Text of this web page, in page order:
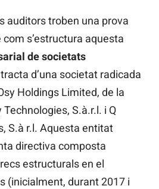
auditors troben una prova
s’estructura aquesta
de societats
tracta d’una societat radicada
Holdings Limited, de la
S.à.r.l. i Q
S.à r.l. Aquesta entitat
directiva composta
estructurals en el
(inicialment, durant 2017 i